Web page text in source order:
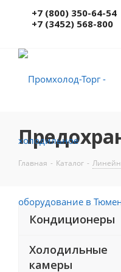
+7 (800) 350-64-54
+7 (3452) 568-800
Главная - Каталог -
Кондиционеры
Холодильные
камеры